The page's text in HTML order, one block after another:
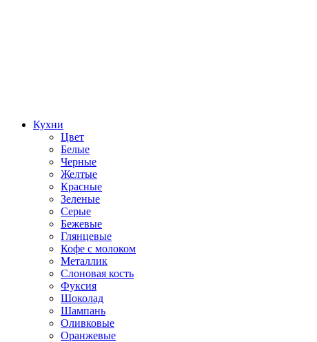
Кухни
Цвет
Белые
Черные
Желтые
Красные
Зеленые
Серые
Бежевые
Глянцевые
Кофе с молоком
Металлик
Слоновая кость
Фуксия
Шоколад
Шампань
Оливковые
Оранжевые